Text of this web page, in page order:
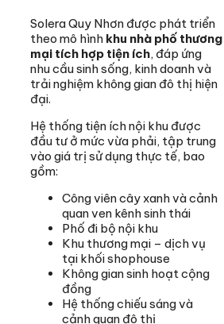
Solera Quy Nhơn được phát triển
theo mô hình khu nhà phố thương
mại tích hợp tiện ích, đáp ứng
nhu cầu sinh sống, kinh doanh và
trải nghiệm không gian đô thị hiện
đại.
Hệ thống tiện ích nội khu được
đầu tư ở mức vừa phải, tập trung
vào giá trị sử dụng thực tế, bao
gồm:
Công viên cây xanh và cảnh
quan ven kênh sinh thái
Phố đi bộ nội khu
Khu thương mại – dịch vụ
tại khối shophouse
Không gian sinh hoạt cộng
đồng
Hệ thống chiếu sáng và
cảnh quan đô thị